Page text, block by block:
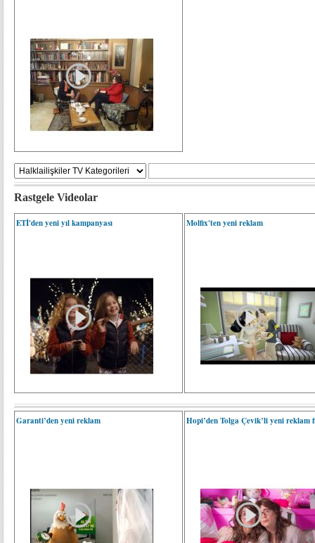
Rastgele Videolar
ETİ'den yeni yıl kampanyası Molfix'ten yeni reklam
Garanti’den yeni reklam Hopi’den Tolga Çevik’li yeni reklam